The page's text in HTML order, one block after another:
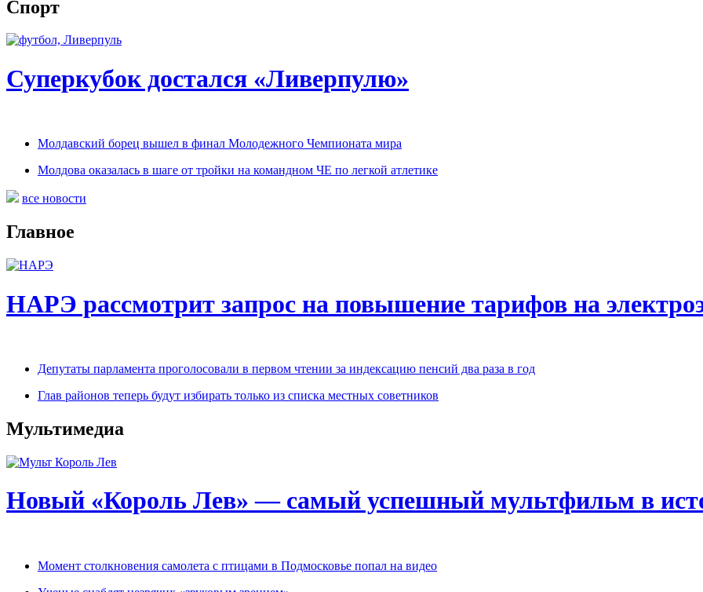
Спорт
Суперкубок достался «Ливерпулю»
Молдавский борец вышел в финал Молодежного Чемпионата мира
Молдова оказалась в шаге от тройки на командном ЧЕ по легкой атлетике
все новости
Главное
НАРЭ рассмотрит запрос на повышение тарифов на
Депутаты парламента проголосовали в первом чтении за индексацию пенсий два раза в год
Глав районов теперь будут избирать только из списка местных советников
Мультимедиа
Новый «Король Лев» — самый успешный мультфильм в
Момент столкновения самолета с птицами в Подмосковье попал на видео